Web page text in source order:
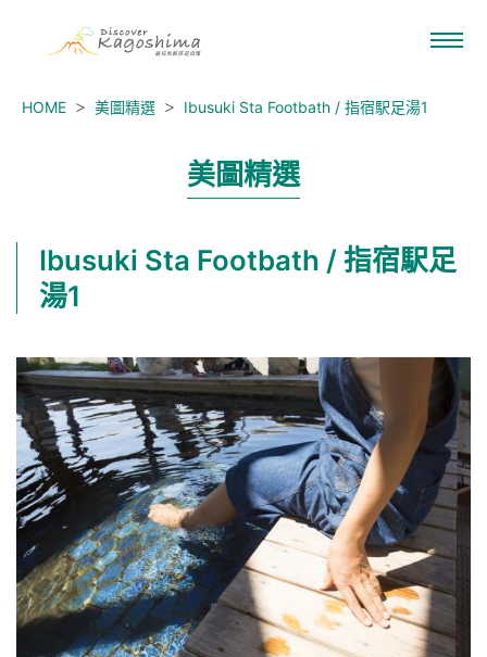
HOME 美圖精選 Ibusuki Sta Footbath / 指宿駅足湯1
美圖精選
Ibusuki Sta Footbath / 指宿駅足
湯1